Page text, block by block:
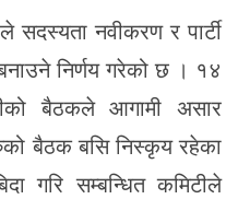
सदस्यता नवीकरण र पार्टी
निर्णय गरेको छ । १४
बैठकले आगामी असार
बैठक बसि निस्कृय रहेका
गरि सम्बन्धित कमिटीले